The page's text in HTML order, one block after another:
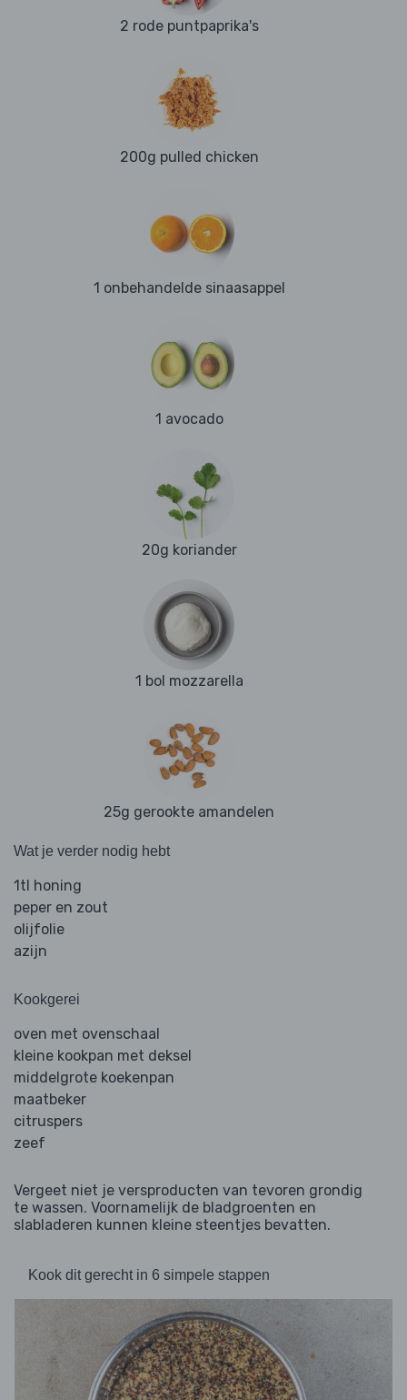
2 rode puntpaprika's
200g pulled chicken
1 onbehandelde sinaasappel
1 avocado
20g koriander
1 bol mozzarella
25g gerookte amandelen
Wat je verder nodig hebt
1tl honing
peper en zout
olijfolie
azijn
Kookgerei
oven met ovenschaal
kleine kookpan met deksel
middelgrote koekenpan
maatbeker
citruspers
zeef
Vergeet niet je versproducten van tevoren grondig
te wassen. Voornamelijk de bladgroenten en
slabladeren kunnen kleine steentjes bevatten.
Kook dit gerecht in 6 simpele stappen